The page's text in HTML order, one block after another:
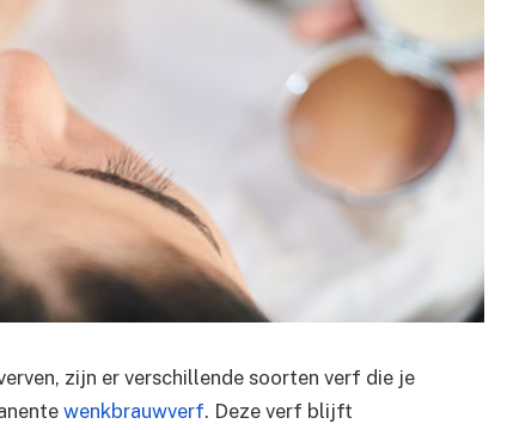
zijn er verschillende soorten verf die je
wenkbrauwverf. Deze verf blijft